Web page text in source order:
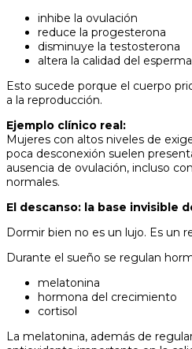
inhibe la ovulación
reduce la progesterona
disminuye la testosterona
altera la calidad del esperma
Esto sucede porque el cuerpo
a la reproducción.
Ejemplo clínico real:
Mujeres con altos niveles de
poca desconexión suelen
ausencia de ovulación, incluso
normales.
El descanso: la base invisible
Dormir bien no es un lujo. Es un
Durante el sueño se regulan
melatonina
hormona del crecimiento
cortisol
La melatonina, además de